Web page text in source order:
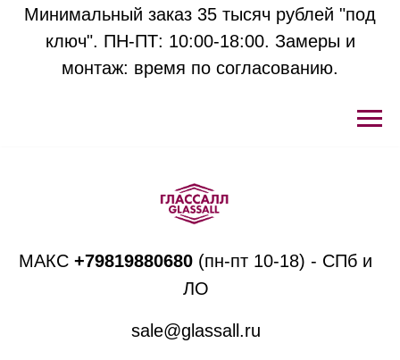
Минимальный заказ 35 тысяч рублей "под
ключ". ПН-ПТ: 10:00-18:00. Замеры и
монтаж: время по согласованию.
МАКС +79819880680 (пн-пт 10-18) - СПб и
ЛО
sale@glassall.ru